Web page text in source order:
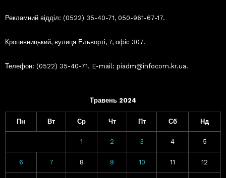
Рекламний відділ: (0522) 35-40-71, 050-961-67-17.
Кропивницький, вулиця Ельворті, 7, офіс 307.
Телефон: (0522) 35-40-71. E-mail: piadm@infocom.kr.ua.
Травень 2024
Пн Вт Ср Чт Пт Сб Нд
1 2 3 4 5
6 7 8 9 10 11 12